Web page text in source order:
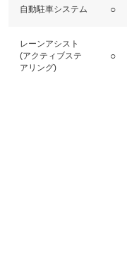
自動駐車システム ○
レーンアシスト
(アクティブステ
アリング)
○